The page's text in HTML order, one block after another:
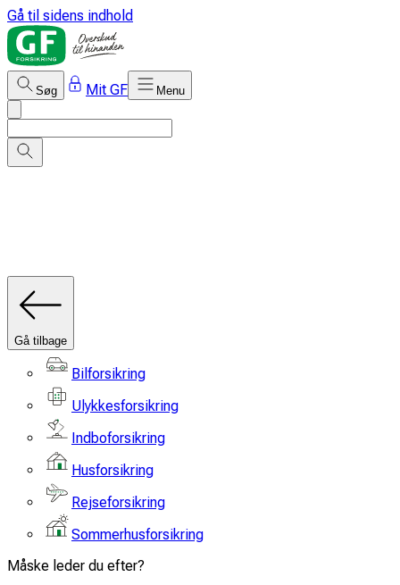
Gå til sidens indhold
Søg Mit GF Menu
Gå tilbage
Bilforsikring
Ulykkesforsikring
Indboforsikring
Husforsikring
Rejseforsikring
Sommerhusforsikring
Måske leder du efter?